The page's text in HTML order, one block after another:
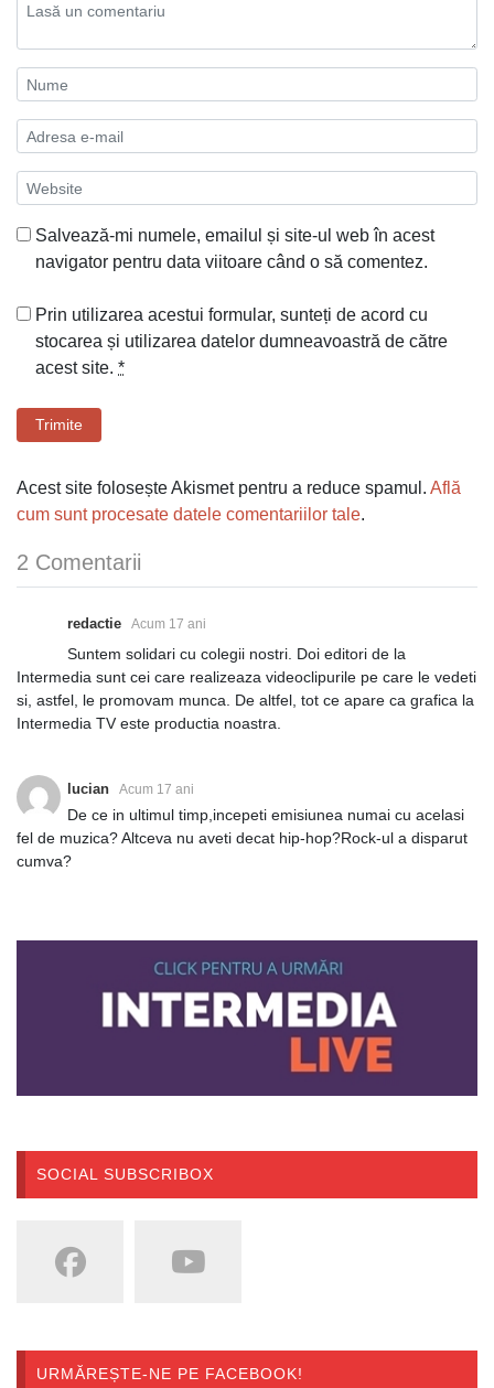
Salvează-mi numele, emailul și site-ul web în acest
navigator pentru data viitoare când o să comentez.
Prin utilizarea acestui formular, sunteți de acord cu
stocarea și utilizarea datelor dumneavoastră de către
acest site. *
Trimite
Acest site folosește Akismet pentru a reduce spamul. Află
cum sunt procesate datele comentariilor tale.
2 Comentarii
redactie Acum 17 ani
Suntem solidari cu colegii nostri. Doi editori de la
Intermedia sunt cei care realizeaza videoclipurile pe care le vedeti
si, astfel, le promovam munca. De altfel, tot ce apare ca grafica la
Intermedia TV este productia noastra.
lucian Acum 17 ani
De ce in ultimul timp,incepeti emisiunea numai cu acelasi
fel de muzica? Altceva nu aveti decat hip-hop?Rock-ul a disparut
cumva?
SOCIAL SUBSCRIBOX
URMĂREȘTE-NE PE FACEBOOK!